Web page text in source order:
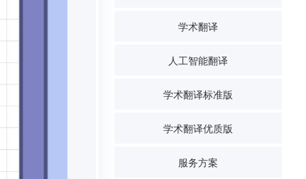
学术翻译
人工智能翻译
学术翻译标准版
学术翻译优质版
服务方案